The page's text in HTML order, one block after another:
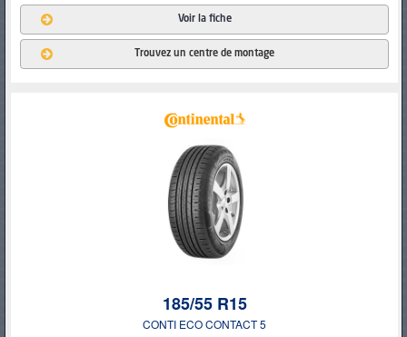
Voir la fiche
Trouvez un centre de montage
185/55 R15
CONTI ECO CONTACT 5